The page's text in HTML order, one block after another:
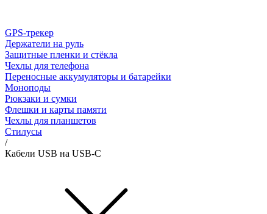
GPS-трекер
Держатели на руль
Защитные пленки и стёкла
Чехлы для телефона
Переносные аккумуляторы и батарейки
Моноподы
Рюкзаки и сумки
Флешки и карты памяти
Чехлы для планшетов
Стилусы
/
Кабели USB на USB-C